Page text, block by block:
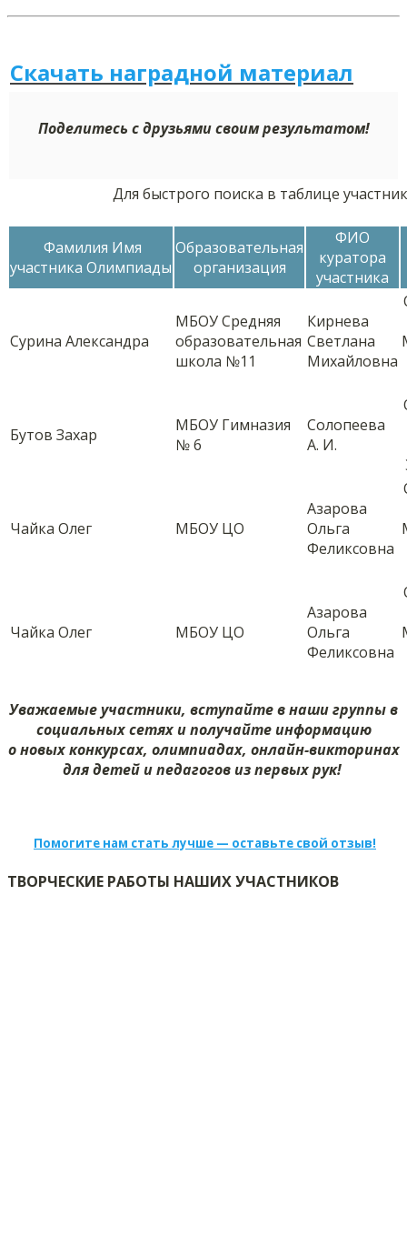
Скачать наградной материал
Поделитесь с друзьями своим результатом!
Для быстрого поиска в таблице
Фамилия Имя
участника Олимпиады
Образовательная
организация
ФИО
куратора
участника
Сурина Александра
МБОУ Средняя
образовательная
школа №11
Кирнева
Светлана
Михайловна
Бутов Захар
МБОУ Гимназия
№ 6
Солопеева
А. И.
Чайка Олег МБОУ ЦО
Азарова
Ольга
Феликсовна
Чайка Олег МБОУ ЦО
Азарова
Ольга
Феликсовна
Уважаемые участники, вступайте в наши группы в
социальных сетях и получайте информацию
о новых конкурсах, олимпиадах, онлайн-викторинах
для детей и педагогов из первых рук!
Помогите нам стать лучше — оставьте свой отзыв!
ТВОРЧЕСКИЕ РАБОТЫ НАШИХ УЧАСТНИКОВ